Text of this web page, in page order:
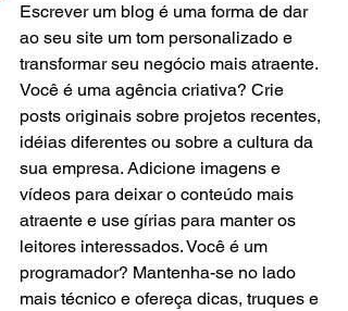
Escrever um blog é uma forma de dar
ao seu site um tom personalizado e
transformar seu negócio mais atraente.
Você é uma agência criativa? Crie
posts originais sobre projetos recentes,
idéias diferentes ou sobre a cultura da
sua empresa. Adicione imagens e
vídeos para deixar o conteúdo mais
atraente e use gírias para manter os
leitores interessados. Você é um
programador? Mantenha-se no lado
mais técnico e ofereça dicas, truques e